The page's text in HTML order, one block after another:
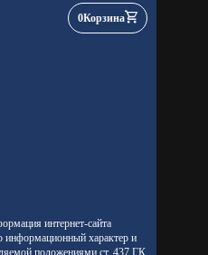
0Корзина
интернет-сайта
информационный характер и
положениями ст. 437 ГК